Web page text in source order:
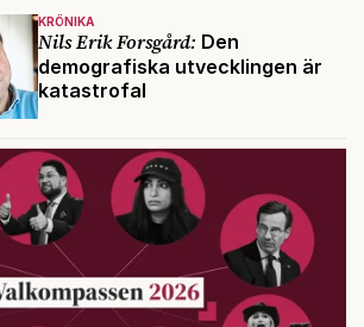
KRÖNIKA
Nils Erik Forsgård: Den
demografiska utvecklingen är
katastrofal